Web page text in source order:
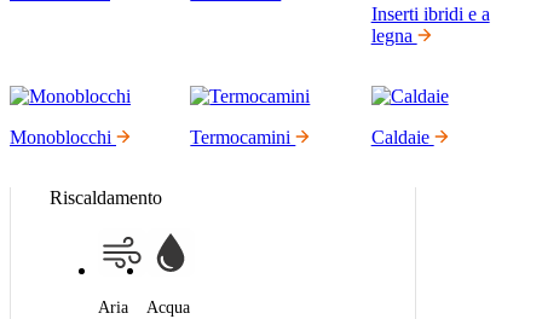
Inserti ibridi e a
legna
Monoblocchi Termocamini Caldaie
Riscaldamento
Aria Acqua